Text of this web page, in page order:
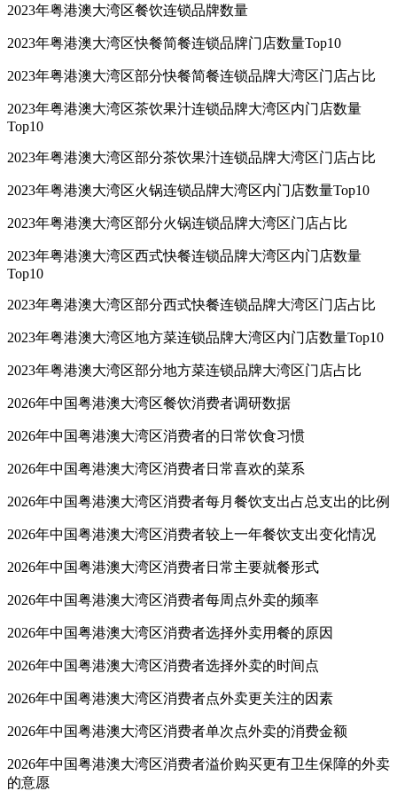
2023年粤港澳大湾区餐饮连锁品牌数量
2023年粤港澳大湾区快餐简餐连锁品牌门店数量Top10
2023年粤港澳大湾区部分快餐简餐连锁品牌大湾区门店占比
2023年粤港澳大湾区茶饮果汁连锁品牌大湾区内门店数量
Top10
2023年粤港澳大湾区部分茶饮果汁连锁品牌大湾区门店占比
2023年粤港澳大湾区火锅连锁品牌大湾区内门店数量Top10
2023年粤港澳大湾区部分火锅连锁品牌大湾区门店占比
2023年粤港澳大湾区西式快餐连锁品牌大湾区内门店数量
Top10
2023年粤港澳大湾区部分西式快餐连锁品牌大湾区门店占比
2023年粤港澳大湾区地方菜连锁品牌大湾区内门店数量Top10
2023年粤港澳大湾区部分地方菜连锁品牌大湾区门店占比
2026年中国粤港澳大湾区餐饮消费者调研数据
2026年中国粤港澳大湾区消费者的日常饮食习惯
2026年中国粤港澳大湾区消费者日常喜欢的菜系
2026年中国粤港澳大湾区消费者每月餐饮支出占总支出的比例
2026年中国粤港澳大湾区消费者较上一年餐饮支出变化情况
2026年中国粤港澳大湾区消费者日常主要就餐形式
2026年中国粤港澳大湾区消费者每周点外卖的频率
2026年中国粤港澳大湾区消费者选择外卖用餐的原因
2026年中国粤港澳大湾区消费者选择外卖的时间点
2026年中国粤港澳大湾区消费者点外卖更关注的因素
2026年中国粤港澳大湾区消费者单次点外卖的消费金额
2026年中国粤港澳大湾区消费者溢价购买更有卫生保障的外卖
的意愿